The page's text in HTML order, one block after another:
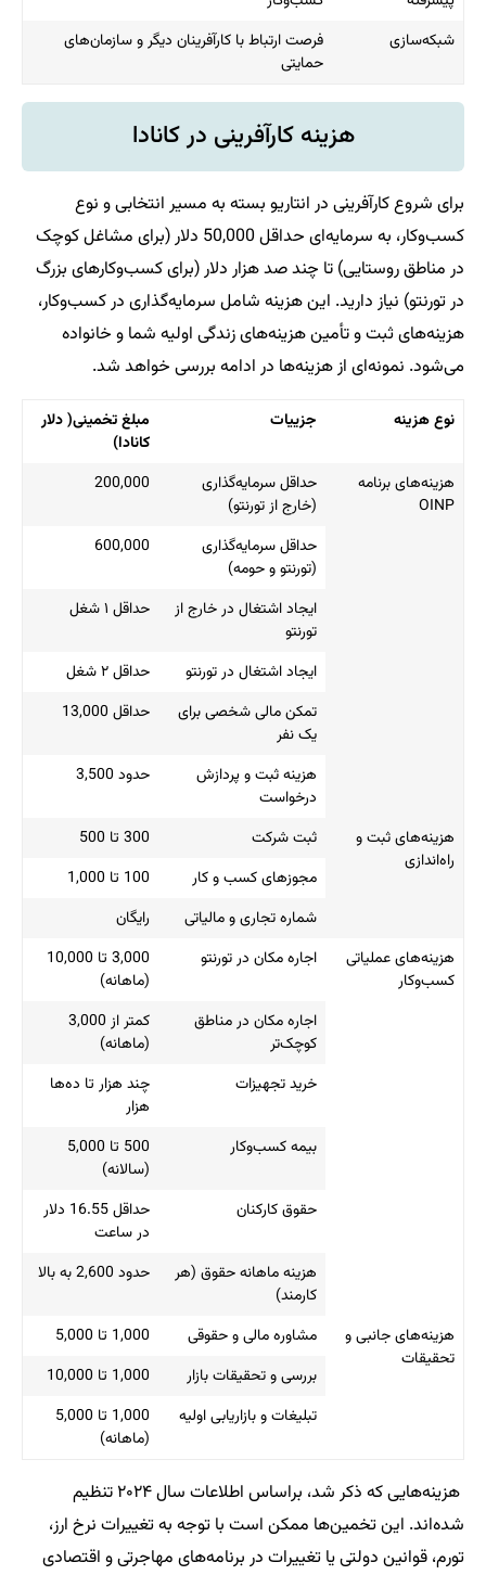
شبکه‌سازی
فرصت ارتباط با کارآفرینان دیگر و سازمان‌های
حمایتی
هزینه کارآفرینی در کانادا
برای شروع کارآفرینی در انتاریو بسته به مسیر انتخابی و نوع
کسب‌وکار، به سرمایه‌ای حداقل 50,000 دلار (برای مشاغل کوچک
در مناطق روستایی) تا چند صد هزار دلار (برای کسب‌وکارهای بزرگ
در تورنتو) نیاز دارید. این هزینه شامل سرمایه‌گذاری در کسب‌وکار،
هزینه‌های ثبت و تأمین هزینه‌های زندگی اولیه شما و خانواده
می‌شود. نمونه‌ای از هزینه‌ها در ادامه بررسی خواهد شد.
نوع هزینه جزییات
مبلغ تخمینی( دلار
کانادا)
هزینه‌های برنامه
OINP
حداقل سرمایه‌گذاری
(خارج از تورنتو)
200,000
حداقل سرمایه‌گذاری
(تورنتو و حومه)
600,000
ایجاد اشتغال در خارج از
تورنتو
حداقل ۱ شغل
ایجاد اشتغال در تورنتو
حداقل ۲ شغل
تمکن مالی شخصی برای
یک نفر
حداقل 13,000
هزینه ثبت و پردازش
درخواست
حدود 3,500
هزینه‌های ثبت و
راه‌اندازی
ثبت شرکت
300 تا 500
مجوزهای کسب و کار
100 تا 1,000
شماره تجاری و مالیاتی
رایگان
هزینه‌های عملیاتی
کسب‌وکار
اجاره مکان در تورنتو
3,000 تا 10,000
(ماهانه)
اجاره مکان در مناطق
کوچک‌تر
کمتر از 3,000
(ماهانه)
خرید تجهیزات
چند هزار تا ده‌ها
هزار
بیمه کسب‌وکار
500 تا 5,000
(سالانه)
حقوق کارکنان
حداقل 16.55 دلار
در ساعت
هزینه ماهانه حقوق (هر
کارمند)
حدود 2,600 به بالا
هزینه‌های جانبی و
تحقیقات
مشاوره مالی و حقوقی
1,000 تا 5,000
بررسی و تحقیقات بازار
1,000 تا 10,000
تبلیغات و بازاریابی اولیه
1,000 تا 5,000
(ماهانه)
هزینه‌هایی که ذکر شد، براساس اطلاعات سال ۲۰۲۴ تنظیم
شده‌اند. این تخمین‌ها ممکن است با توجه به تغییرات نرخ ارز،
تورم، قوانین دولتی یا تغییرات در برنامه‌های مهاجرتی و اقتصادی